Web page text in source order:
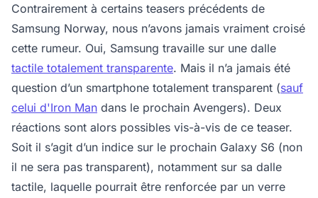
Contrairement à certains teasers précédents de
Samsung Norway, nous n’avons jamais vraiment croisé
cette rumeur. Oui, Samsung travaille sur une dalle
tactile totalement transparente. Mais il n’a jamais été
question d’un smartphone totalement transparent (sauf
celui d'Iron Man dans le prochain Avengers). Deux
réactions sont alors possibles vis-à-vis de ce teaser.
Soit il s’agit d’un indice sur le prochain Galaxy S6 (non
il ne sera pas transparent), notamment sur sa dalle
tactile, laquelle pourrait être renforcée par un verre